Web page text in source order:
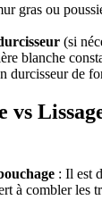
gras ou
(si
blanche
durcisseur de
vs
: Il est
à combler les